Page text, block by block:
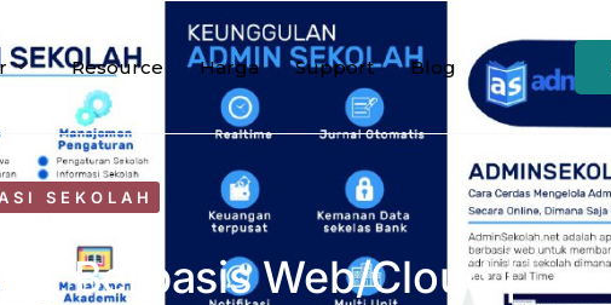
Resource Harga Support Blog
SEKOLAH
Berbasis Web/Cloud |